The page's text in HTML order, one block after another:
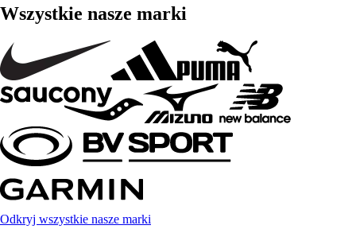
Wszystkie nasze marki
Odkryj wszystkie nasze marki